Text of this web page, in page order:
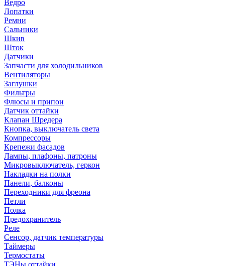
Ведро
Лопатки
Ремни
Сальники
Шкив
Шток
Датчики
Запчасти для холодильников
Вентиляторы
Заглушки
Фильтры
Флюсы и припои
Датчик оттайки
Клапан Шредера
Кнопка, выключатель света
Компрессоры
Крепежи фасадов
Лампы, плафоны, патроны
Микровыключатель, геркон
Накладки на полки
Панели, балконы
Переходники для фреона
Петли
Полка
Предохранитель
Реле
Сенсор, датчик температуры
Таймеры
Термостаты
ТЭНы оттайки